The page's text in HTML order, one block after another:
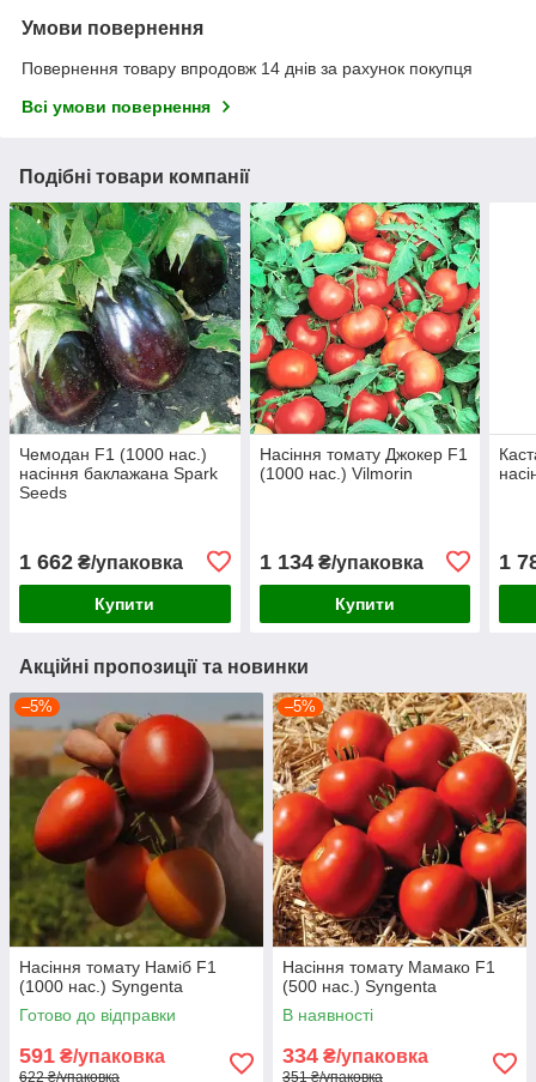
Умови повернення
Повернення товару впродовж 14 днів за рахунок покупця
Всі умови повернення
Подібні товари компанії
Чемодан F1 (1000 нас.)
насіння баклажана Spark
Seeds
1 662 ₴/упаковка
Купити
Насіння томату Джокер F1
(1000 нас.) Vilmorin
1 134₴/упаковка
Купити
1
Акційні пропозиції та новинки
–5%
Насіння томату Наміб F1
(1000 нас.) Syngenta
Готово до відправки
591 ₴/упаковка
622 ₴/упаковка
–5%
Насіння томату Мамако F1
(500 нас.) Syngenta
В наявності
334 ₴/упаковка
351 ₴/упаковка